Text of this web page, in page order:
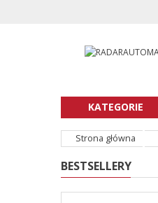
KATEGORIE
Strona główna
BESTSELLERY